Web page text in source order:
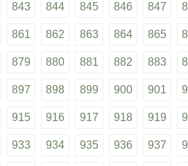
843 844 845 846 847
861 862 863 864 865
879 880 881 882 883
897 898 899 900 901
915 916 917 918 919
933 934 935 936 937